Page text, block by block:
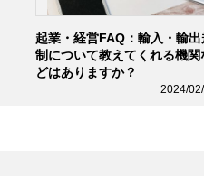
起業・経営FAQ：輸入・輸出
制について教えてくれる機関
どはありますか？
2024/